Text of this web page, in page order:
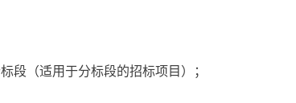
段（适用于分标段的招标项目）；